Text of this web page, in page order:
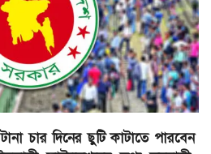
চার দিনের ছুটি কাটাতে পারবেন